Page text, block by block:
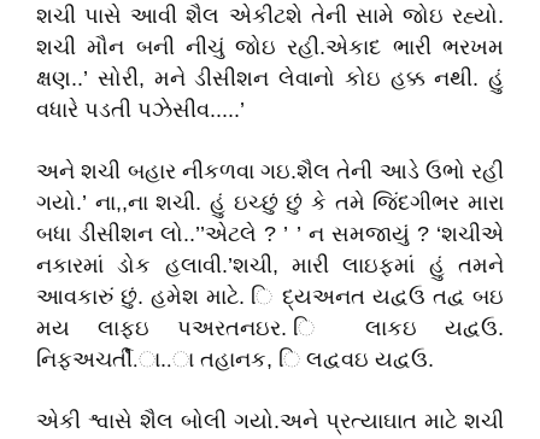
શચી પાસે આવી શૈલ એકીટશે તેની સામે જોઇ રહ્યો.
શચી મૌન બની નીચું જોઇ રહી.એકાદ ભારી ભરખમ
ક્ષણ..’ સોરી, મને ડીસીશન લેવાનો કોઇ હક્ક નથી. હું
વધારે પડતી પઝેસીવ.....’
અને શચી બહાર નીકળવા ગઇ.શૈલ તેની આડે ઉભો રહી
ગયો.’ ના,,ના શચી. હું ઇચ્છું છું કે તમે જિંદગીભર મારા
બધા ડીસીશન લો..’’એટલે ? ’ ’ ન સમજાયું ? ‘શચીએ
નકારમાં ડોક હલાવી.’શચી, મારી લાઇફમાં હું તમને
આવકારું છું. હમેશ માટે. િ દ્યઅનત યદ્વઉ તદ્વ બઇ
મય લાફઇ પઅરતનઇર. િ લાકઇ યદ્વઉ.
નિફઅચર્તીં.ા..ા તહાનક, િ લદ્વવઇ યદ્વઉ.
એકી શ્વાસે શૈલ બોલી ગયો.અને પ્રત્યાઘાત માટે શચી